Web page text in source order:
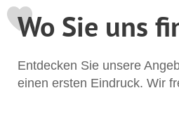
Wo Sie uns
Entdecken Sie unsere
einen ersten Eindruck. Wir